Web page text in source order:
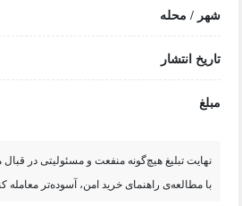
شهر / محله
تاریخ انتشار
مبلغ
نهایت تبلیغ هیچ‌گونه منفعت و مسئولیتی در قبال
با مطالعه‌ی راهنمای خرید امن، آسوده‌تر معامله